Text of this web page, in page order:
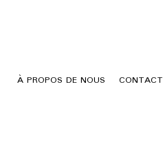
À PROPOS DE NOUS CONTACT